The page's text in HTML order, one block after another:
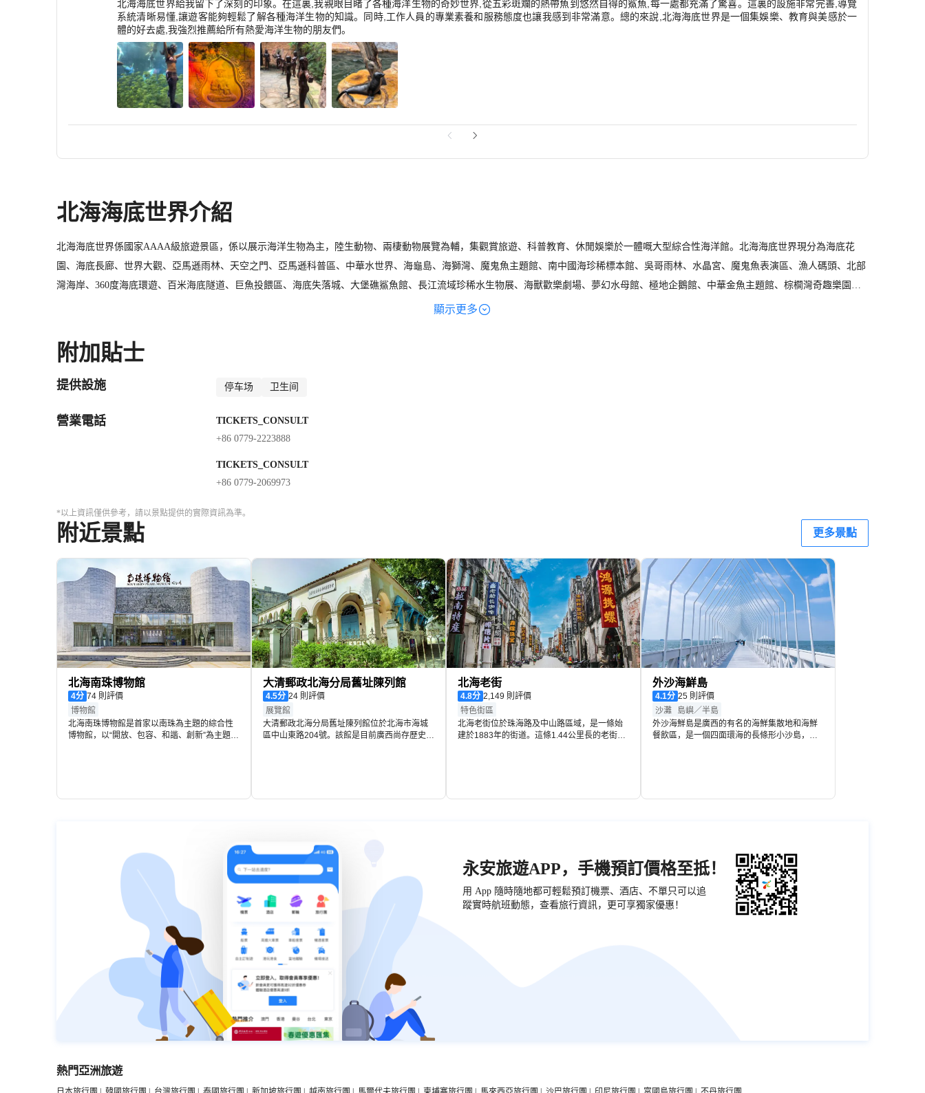
北海海底世界給我留下了深刻的印象。在這裏,我親眼目睹了各種海洋生物的奇妙世界,從五彩斑斕的熱帶魚到悠然自得的鯊魚,每一處都充滿了驚喜。這裏的設施非常完善,導覽
系統清晰易懂,讓遊客能夠輕鬆了解各種海洋生物的知識。同時,工作人員的專業素養和服務態度也讓我感到非常滿意。總的來說,北海海底世界是一個集娛樂、教育與美感於一
體的好去處,我強烈推薦給所有熱愛海洋生物的朋友們。
北海海底世界介紹
北海海底世界係國家AAAA級旅遊景區，係以展示海洋生物為主，陸生動物、兩棲動物展覽為輔，集觀賞旅遊、科普教育、休閒娛樂於一體嘅大型綜合性海洋館。北海海底世界現分為海底花
園、海底長廊、世界大觀、亞馬遜雨林、天空之門、亞馬遜科普區、中華水世界、海龜島、海獅灣、魔鬼魚主題館、南中國海珍稀標本館、吳哥雨林、水晶宮、魔鬼魚表演區、漁人碼頭、北部
灣海岸、360度海底環遊、百米海底隧道、巨魚投餵區、海底失落城、大堡礁鯊魚館、長江流域珍稀水生物展、海獸歡樂劇場、夢幻水母館、極地企鵝館、中華金魚主題館、棕櫚灣奇趣樂園、
兩棲爬行部落、海洋精靈王國等三十大遊覽景觀。北海海底世界總儲水量近9000噸，展示總面積45000平方米，其文化內涵、展示方式、規模同魚類品種喺全國海洋館中名列前茅。喺呢度，每
您首先會睇到一系列充滿海洋文化氣息嘅精品表演節目：海底失落城震撼嘅「黃金風暴」表演、水中演繹優美嘅「人魚傳說」；身穿比堅尼泳衣嘅靚女潛水小姐同鯊魚共舞嘅曼妙奇觀；隆重嘅
海底婚禮——延續「鐵達尼號」中嗰段令人蕩氣迴腸嘅經典愛情故事；仲有海底隧道區內大型海底觀賞屏幕中精彩新穎嘅魔鬼魚表演、海獸歡樂劇場精彩嘅海獅表演，讓您嘆為觀止。漫步百米
長嘅海底隧道，您會發現，有沉沒嘅古埃及神廟、古代海上絲綢之路嘅沉沒古船、二次大戰嘅沉船同飛機、正在熊熊噴發嘅海底火山，仲有來自太平洋同印度洋上千種珍奇魚類；重達一萬五千
公斤嘅鯨魚骨骼同素有美人魚之稱嘅儒艮標本。
喺海底，您仲可以零距離接觸體型龐大嘅魔鬼魚、兇猛震撼嘅噬人鯊；由渤海千里漂流到北海市僑港海面，充滿傳奇色彩嘅海豹「奇奇」；聰明可愛嘅動物明星南美海獅；漂洋過海，萬里迢迢
而來嘅超萌極地企鵝；身臨其境體驗五光十色、神奇夢幻嘅水母世界，感受千姿百態、
……總之，這裡的每一個角落都隱藏著一個神秘美麗的夢，向您訴說著一個個動人的
顯示更多
附加貼士
提供設施 停车场 卫生间
營業電話
TICKETS_CONSULT
+86 0779-2223888
TICKETS_CONSULT
+86 0779-2069973
*以上資訊僅供參考，請以景點提供的實際資訊為準。
附近景點 更多景點
北海南珠博物館
4分
74 則評價
博物館
北海南珠博物館是首家以南珠為主題的綜合性
博物館，以“開放、包容、和諧、創新”為主題，
大清郵政北海分局舊址陳列館
4.5分
24 則評價
展覽館
大清郵政北海分局舊址陳列館位於北海市海城
區中山東路204號。該館是目前廣西尚存歷史較
北海老街
4.8分
2,149 則評價
特色街區
北海老街位於珠海路及中山路區域，是一條始
建於1883年的街道。這條1.44公里長的老街兩
外沙海鮮島
4.1分
25 則評價
沙灘
島嶼／半島
外沙海鮮島是廣西的有名的海鮮集散地和海鮮
餐飲區，是一個四面環海的長條形小沙島，擁
永安旅遊APP，手機預訂價格至抵！
用 App 隨時隨地都可輕鬆預訂機票、酒店、不單只可以追
蹤實時航班動態，查看旅行資訊，更可享獨家優惠！
熱門亞洲旅遊